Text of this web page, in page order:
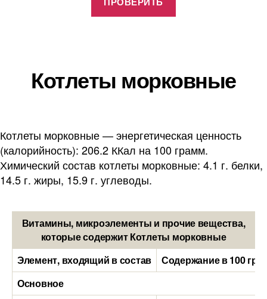
Котлеты морковные
Котлеты морковные — энергетическая ценность
(калорийность): 206.2 ККал на 100 грамм.
Химический состав котлеты морковные: 4.1 г. белки,
14.5 г. жиры, 15.9 г. углеводы.
Витамины, микроэлементы и прочие вещества,
которые содержит Котлеты морковные
Элемент, входящий в состав
Содержание в 100
Основное